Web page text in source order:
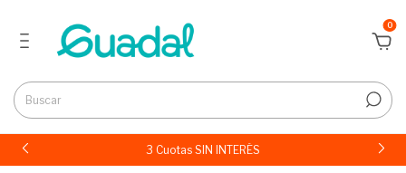
0
3 Cuotas SIN INTERÉS